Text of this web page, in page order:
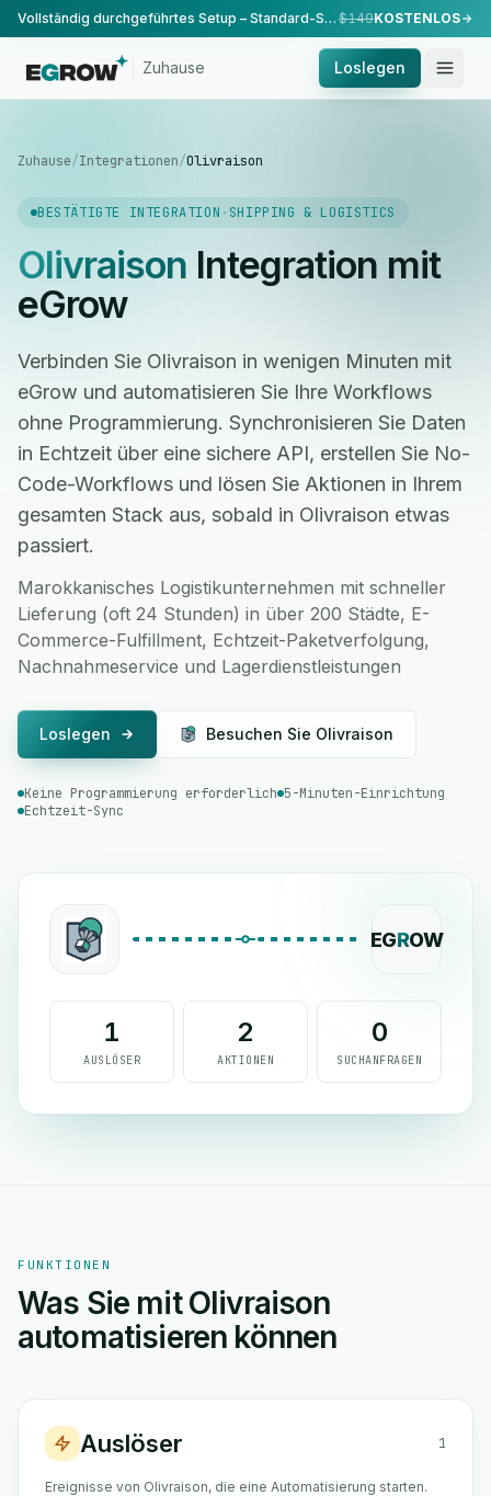
Vollständig durchgeführtes Setup – Standard-Setup, durchgeführt von unserem Team. $149KOSTENLOS
Zuhause Loslegen
Zuhause/Integrationen/Olivraison
BESTÄTIGTE INTEGRATION · SHIPPING & LOGISTICS
Olivraison Integration mit
eGrow
Verbinden Sie Olivraison in wenigen Minuten mit
eGrow und automatisieren Sie Ihre Workflows
ohne Programmierung. Synchronisieren Sie Daten
in Echtzeit über eine sichere API, erstellen Sie No-
Code-Workflows und lösen Sie Aktionen in Ihrem
gesamten Stack aus, sobald in Olivraison etwas
passiert.
Marokkanisches Logistikunternehmen mit schneller
Lieferung (oft 24 Stunden) in über 200 Städte, E-
Commerce-Fulfillment, Echtzeit-Paketverfolgung,
Nachnahmeservice und Lagerdienstleistungen
Loslegen Besuchen Sie Olivraison
Keine Programmierung erforderlich 5-Minuten-Einrichtung
Echtzeit-Sync
EGROW
1
AUSLÖSER
2
AKTIONEN
0
SUCHANFRAGEN
FUNKTIONEN
Was Sie mit Olivraison
automatisieren können
Auslöser 1
Ereignisse von Olivraison, die eine Automatisierung starten.